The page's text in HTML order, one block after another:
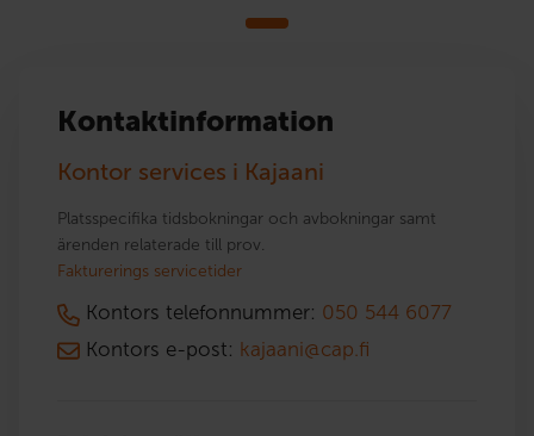
Kontaktinformation
Kontor services i Kajaani
Platsspecifika tidsbokningar och avbokningar samt
ärenden relaterade till prov.
Fakturerings servicetider
Kontors telefonnummer: 050 544 6077
Kontors e-post: kajaani@cap.fi